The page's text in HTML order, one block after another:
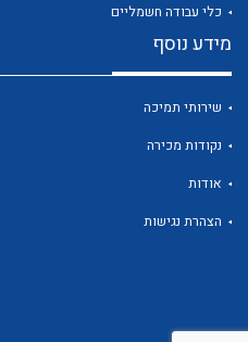
כלי עבודה חשמליים
מידע נוסף
שירותי תמיכה
נקודות מכירה
אודות
הצהרת נגישות